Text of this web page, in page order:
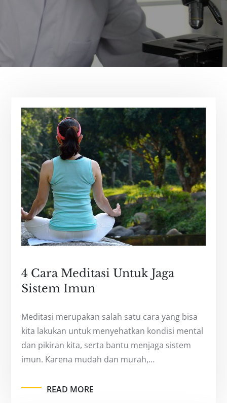
4 Cara Meditasi Untuk Jaga
Sistem Imun
Meditasi merupakan salah satu cara yang bisa
kita lakukan untuk menyehatkan kondisi mental
dan pikiran kita, serta bantu menjaga sistem
imun. Karena mudah dan murah,…
READ MORE